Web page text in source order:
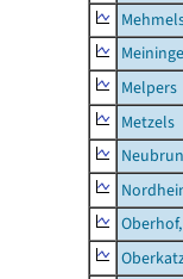
Melpers
Metzels